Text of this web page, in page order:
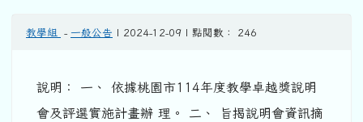
教學組 - 一般公告 | 2024-12-09 | 點閱數： 246
說明： 一、 依據桃園市114年度教學卓越獎說明
會及評選實施計畫辦 理。 二、 旨揭說明會資訊摘